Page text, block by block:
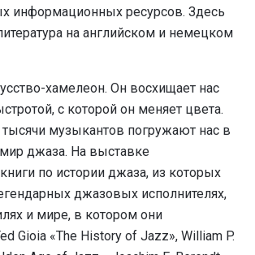
информационных ресурсов. Здесь
на английском и немецком
хамелеон. Он восхищает нас
с которой он меняет цвета.
музыкантов погружают нас в
джаза. На выставке
по истории джаза, из которых
джазовых исполнителях,
и мире, в котором они
Gioia «The History of Jazz», William P.